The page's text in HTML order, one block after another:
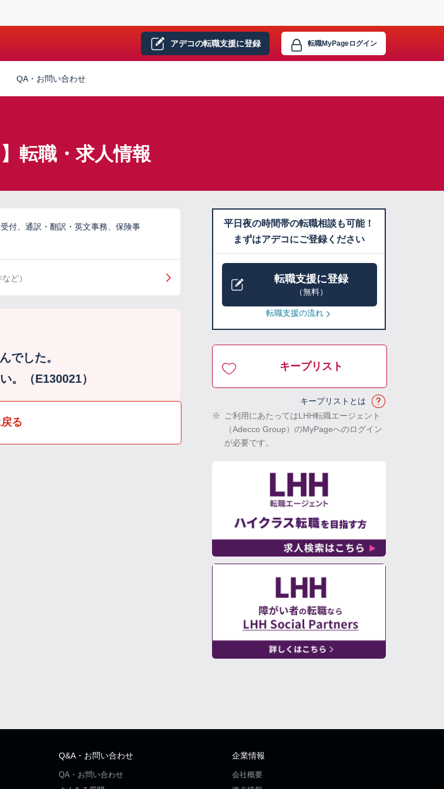
アデコの転職支援に登録 転職MyPageログイン
QA・お問い合わせ
転職・求人情報
付、通訳・翻訳・英文事務、保険事
ど）
でした。
。（E130021）
る
平日夜の時間帯の転職相談も可能！
まずはアデコにご登録ください
転職支援に登録
（無料）
転職支援の流れ
キープリスト
キープリストとは
※
ご利用にあたってはLHH転職エージェント
（Adecco Group）のMyPageへのログイン
が必要です。
Q&A・お問い合わせ
QA・お問い合わせ
企業情報
会社概要